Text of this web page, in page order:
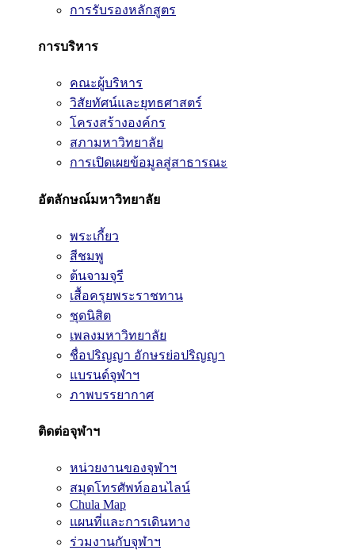
การรับรองหลักสูตร
การบริหาร
คณะผู้บริหาร
วิสัยทัศน์และยุทธศาสตร์
โครงสร้างองค์กร
สภามหาวิทยาลัย
การเปิดเผยข้อมูลสู่สาธารณะ
อัตลักษณ์มหาวิทยาลัย
พระเกี้ยว
สีชมพู
ต้นจามจุรี
เสื้อครุยพระราชทาน
ชุดนิสิต
เพลงมหาวิทยาลัย
ชื่อปริญญา อักษรย่อปริญญา
แบรนด์จุฬาฯ
ภาพบรรยากาศ
ติดต่อจุฬาฯ
หน่วยงานของจุฬาฯ
สมุดโทรศัพท์ออนไลน์
Chula Map
แผนที่และการเดินทาง
ร่วมงานกับจุฬาฯ